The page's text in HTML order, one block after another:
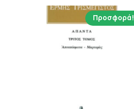
Προσφορά!